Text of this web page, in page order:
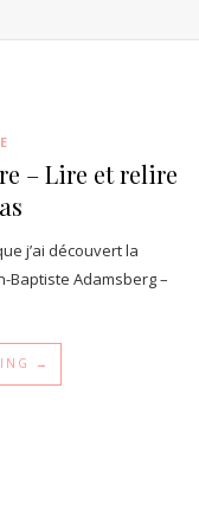
– Lire et relire
j’ai découvert la
Baptiste Adamsberg –
→